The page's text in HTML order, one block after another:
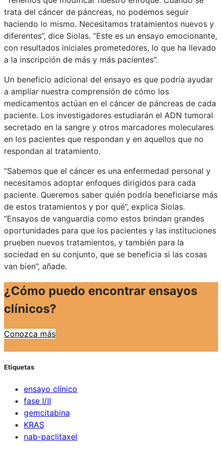
trata del cáncer de páncreas, no podemos seguir
haciendo lo mismo. Necesitamos tratamientos nuevos y
diferentes”, dice Siolas. “Este es un ensayo emocionante,
con resultados iniciales prometedores, lo que ha llevado
a la inscripción de más y más pacientes”.
Un beneficio adicional del ensayo es que podría ayudar
a ampliar nuestra comprensión de cómo los
medicamentos actúan en el cáncer de páncreas de cada
paciente. Los investigadores estudiarán el ADN tumoral
secretado en la sangre y otros marcadores moleculares
en los pacientes que respondan y en aquellos que no
respondan al tratamiento.
“Sabemos que el cáncer es una enfermedad personal y
necesitamos adoptar enfoques dirigidos para cada
paciente. Queremos saber quién podría beneficiarse más
de estos tratamientos y por qué”, explica Siolas.
“Ensayos de vanguardia como estos brindan grandes
oportunidades para que los pacientes y las instituciones
prueben nuevos tratamientos, y también para la
sociedad en su conjunto, que se beneficia si las cosas
van bien”, añade.
¿Cómo puedo encontrar ensayos
clínicos?
Conozca más
Etiquetas
ensayo clínico
fase I/II
gemcitabina
KRAS
nab-paclitaxel